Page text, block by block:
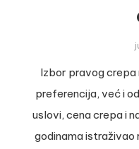
Izbor pravog
preferencija, već i
uslovi, cena crepa i
godinama